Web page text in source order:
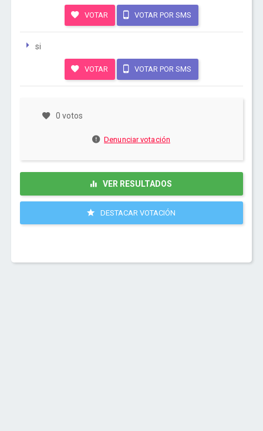
VOTAR VOTAR POR SMS
si
VOTAR VOTAR POR SMS
0 votos
Denunciar votación
VER RESULTADOS
DESTACAR VOTACIÓN